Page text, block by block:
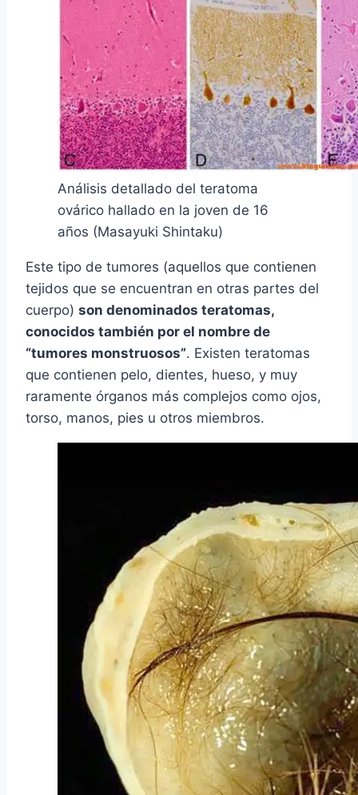
Análisis detallado del teratoma
ovárico hallado en la joven de 16
años (Masayuki Shintaku)
Este tipo de tumores (aquellos que contienen
tejidos que se encuentran en otras partes del
cuerpo) son denominados teratomas,
conocidos también por el nombre de
“tumores monstruosos”. Existen teratomas
que contienen pelo, dientes, hueso, y muy
raramente órganos más complejos como ojos,
torso, manos, pies u otros miembros.